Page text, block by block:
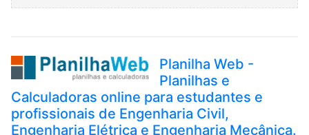
Planilha Web -
Planilhas e
Calculadoras online para estudantes e
profissionais de Engenharia Civil,
Engenharia Elétrica e Engenharia Mecânica.